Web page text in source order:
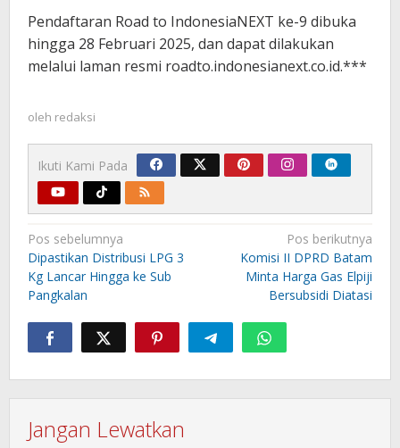
Pendaftaran Road to IndonesiaNEXT ke-9 dibuka
hingga 28 Februari 2025, dan dapat dilakukan
melalui laman resmi roadto.indonesianext.co.id.***
oleh redaksi
Ikuti Kami Pada
Navigasi
pos
Pos sebelumnya
Dipastikan Distribusi LPG 3
Kg Lancar Hingga ke Sub
Pangkalan
Pos berikutnya
Komisi II DPRD Batam
Minta Harga Gas Elpiji
Bersubsidi Diatasi
Jangan Lewatkan